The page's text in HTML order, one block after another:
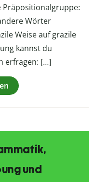
Wörter
Weise auf grazile
kannst du
erfragen: […]
und